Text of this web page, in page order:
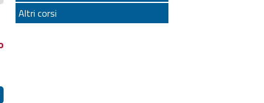
Altri corsi